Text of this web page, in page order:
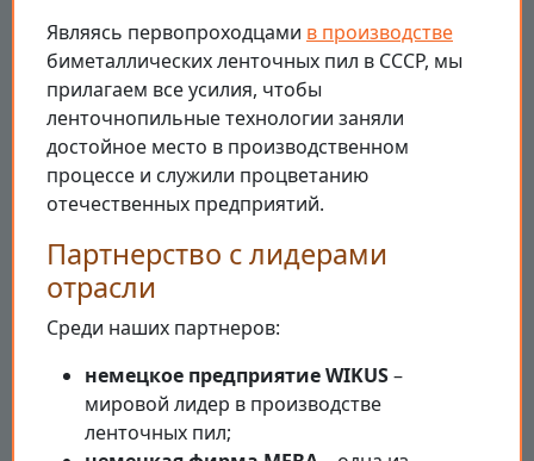
Являясь первопроходцами в производстве
биметаллических ленточных пил в СССР, мы
прилагаем все усилия, чтобы
ленточнопильные технологии заняли
достойное место в производственном
процессе и служили процветанию
отечественных предприятий.
Партнерство с лидерами
отрасли
Среди наших партнеров:
немецкое предприятие WIKUS–
мировой лидер в производстве
ленточных пил;